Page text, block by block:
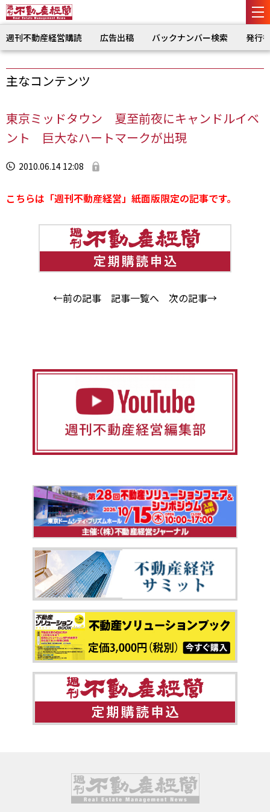
週刊不動産経営購読 広告出稿 バックナンバー検索 発行
主なコンテンツ
東京ミッドタウン 夏至前夜にキャンドルイベ
ント 巨大なハートマークが出現
2010.06.14 12:08
こちらは「週刊不動産経営」紙面版限定の記事です。
←前の記事 記事一覧へ 次の記事→